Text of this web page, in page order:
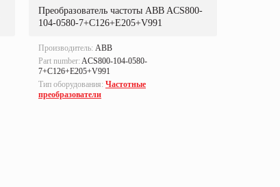
Преобразователь частоты ABB ACS800-
104-0580-7+C126+E205+V991
Производитель: ABB
Part number: ACS800-104-0580-
7+C126+E205+V991
Тип оборудования: Частотные
преобразователи